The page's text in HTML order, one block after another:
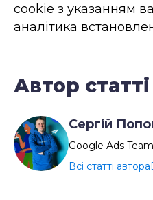
cookie з указанням
аналітика
Автор статті
Сергій
Google Ads
Всі статті автора